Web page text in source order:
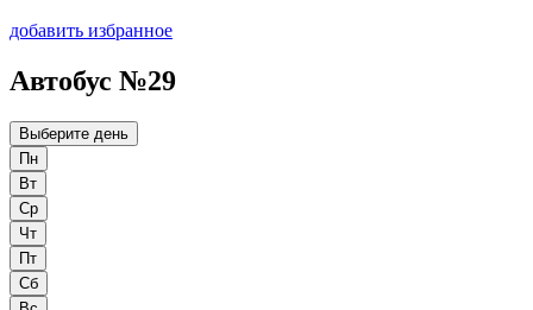
добавить избранное
Автобус №29
Выберите день
Пн
Вт
Ср
Чт
Пт
Сб